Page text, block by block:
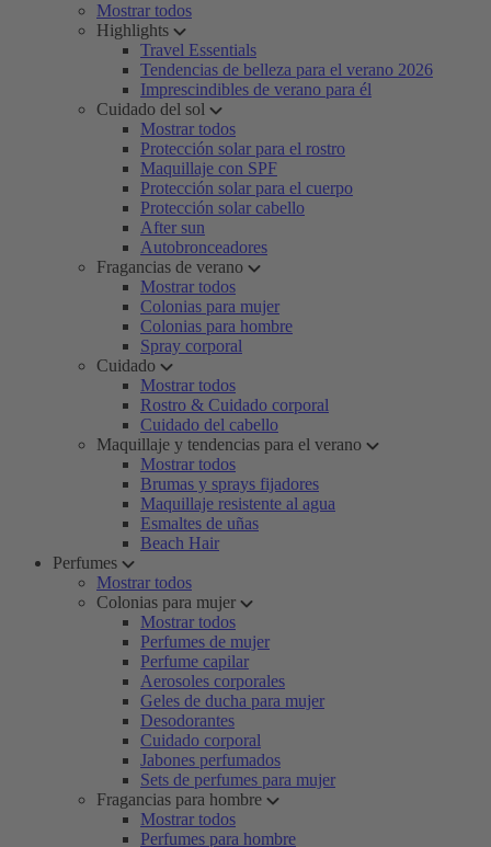
Mostrar todos
Highlights
Travel Essentials
Tendencias de belleza para el verano 2026
Imprescindibles de verano para él
Cuidado del sol
Mostrar todos
Protección solar para el rostro
Maquillaje con SPF
Protección solar para el cuerpo
Protección solar cabello
After sun
Autobronceadores
Fragancias de verano
Mostrar todos
Colonias para mujer
Colonias para hombre
Spray corporal
Cuidado
Mostrar todos
Rostro & Cuidado corporal
Cuidado del cabello
Maquillaje y tendencias para el verano
Mostrar todos
Brumas y sprays fijadores
Maquillaje resistente al agua
Esmaltes de uñas
Beach Hair
Perfumes
Mostrar todos
Colonias para mujer
Mostrar todos
Perfumes de mujer
Perfume capilar
Aerosoles corporales
Geles de ducha para mujer
Desodorantes
Cuidado corporal
Jabones perfumados
Sets de perfumes para mujer
Fragancias para hombre
Mostrar todos
Perfumes para hombre